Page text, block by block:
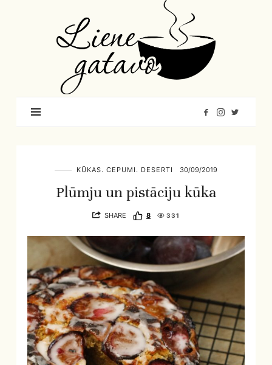
Gatavo
–
Mana
garšu
pasaule
KŪKAS. CEPUMI. DESERTI 30/09/2019
Plūmju un pistāciju kūka
SHARE 8 331